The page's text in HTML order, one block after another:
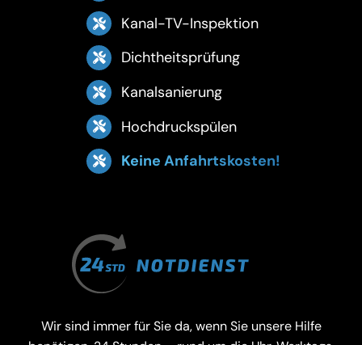
Kanal-TV-Inspektion
Dichtheitsprüfung
Kanalsanierung
Hochdruckspülen
Keine Anfahrtskosten!
Wir sind immer für Sie da, wenn Sie unsere Hilfe